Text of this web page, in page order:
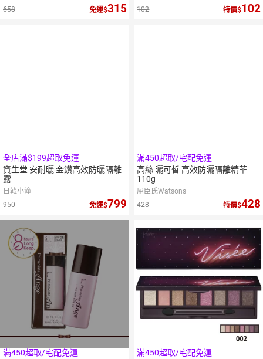
658
免運 315
102
特價 102
全店滿$199超取免運
資生堂 安耐曬 金鑽高效防曬隔離
露
日韓小潼
950
免運 799
滿450超取/宅配免運
高絲 曬可皙 高效防曬隔離精華
110g
屈臣氏Watsons
428
特價 428
滿450超取/宅配免運
滿450超取/宅配免運